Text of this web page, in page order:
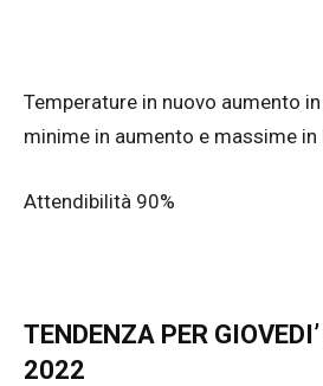
Temperature in nuovo aumento
minime in aumento e massime in
Attendibilità 90%
TENDENZA PER
2022